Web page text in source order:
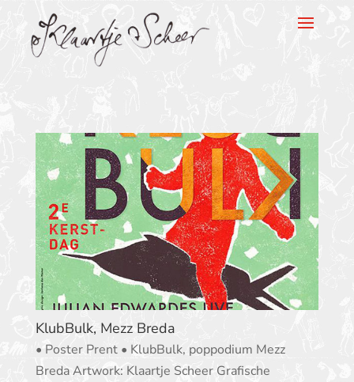
Klaartje Scheer
KlubBulk, Mezz Breda
• Poster Prent • KlubBulk, poppodium Mezz
Breda Artwork: Klaartje Scheer Grafische